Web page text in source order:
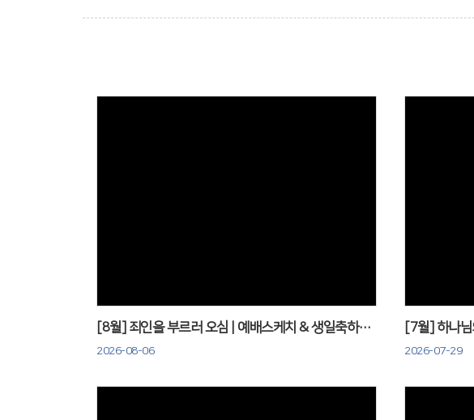
[8월] 죄인을 부르러 오심 | 예배스케치 & 생일축하_0802
2026-08-06 2026-07-29